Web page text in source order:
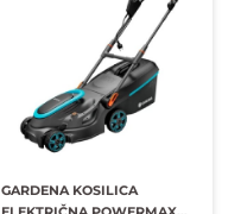
GARDENA KOSILICA